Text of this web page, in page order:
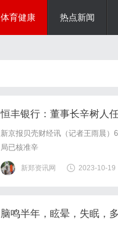
体育健康 热点新闻
恒丰银行：董事长辛树人
新京报贝壳财经讯（记者王雨晨）
局已核准辛
新郑资讯网 2023-10-19
脑鸣半年，眩晕，失眠，